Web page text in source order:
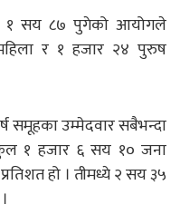
१ सय ८७ पुगेको आयोगले
र १ हजार २४ पुरुष
समूहका उम्मेदवार सबैभन्दा
१ हजार ६ सय १० जना
हो । तीमध्ये २ सय ३५